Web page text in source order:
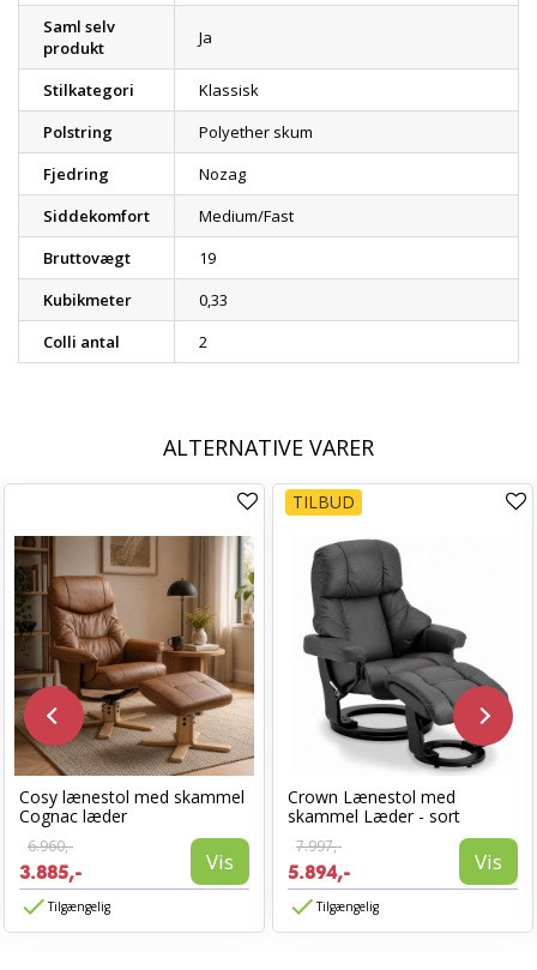
Saml selv
produkt
Ja
Stilkategori
Klassisk
Polstring
Polyether skum
Fjedring
Nozag
Siddekomfort
Medium/Fast
Bruttovægt
19
Kubikmeter
0,33
Colli antal
2
ALTERNATIVE VARER
Cosy lænestol med skammel
Cognac læder
6.960,-
3.885,- Vis
Tilgængelig
TILBUD
Crown Lænestol med
skammel Læder - sort
7.997,-
5.894,- Vis
Tilgængelig